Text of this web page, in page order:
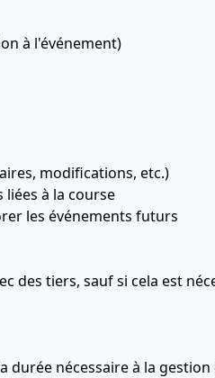
à l'événement)
modifications, etc.)
liées à la course
les événements futurs
des tiers, sauf si cela est
nécessaire à la